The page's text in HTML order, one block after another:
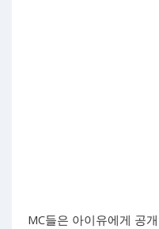
MC들은 아이유에게 공